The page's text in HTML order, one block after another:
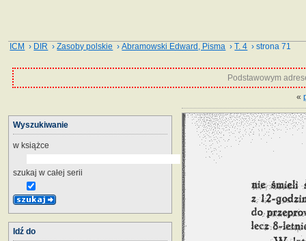
ICM › DIR ›Zasoby polskie ›Abramowski Edward, Pisma ›T. 4 › strona 71
Podstawowym
«
Wyszukiwanie
w książce
szukaj w całej serii
Idź do